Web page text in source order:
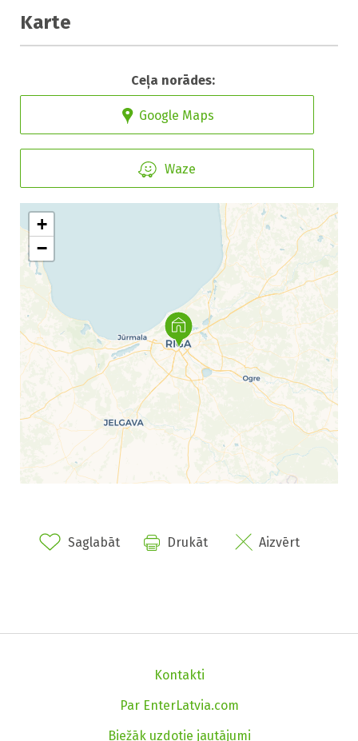
Karte
Ceļa norādes:
Google Maps
Waze
+
−
Saglabāt Drukāt Aizvērt
Kontakti
Par EnterLatvia.com
Biežāk uzdotie jautājumi